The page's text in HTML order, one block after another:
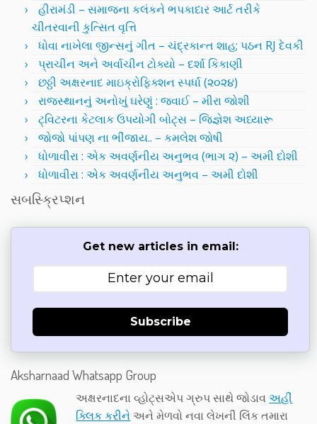
હીરામંડી – સમાજના કલંકને ભપકાદાર આર્ટ તરીકે
ચીતરવાની કુત્સિત વૃત્તિ
ધોવા નાખેલા જીન્સનું ગીત – ચંદ્રકાન્ત શાહ; પઠન RJ દેવકી
પ્રાચીન અને અર્વાચીન ટોક્યો – દર્શા કિકાણી
છઠ્ઠી અક્ષરનાદ માઇક્રોફિક્શન સ્પર્ધા (૨૦૨૪)
રાજસ્થાનનું અનોખું ઘરેણું : જવાઈ – મીરા જોશી
ટ્વિટરના કેટલાક ઉપયોગી બોટ્સ – જિજ્ઞેશ અધ્યારૂ
જોજો પાંપણ ના ભીંજાય.. – કમલેશ જોષી
ધોળાવીરા : એક અવર્ણનીય અનુભવ (ભાગ ૨) – અમી દોશી
ધોળાવીરા : એક અવર્ણનીય અનુભવ – અમી દોશી
સબસ્ક્રિપ્શન
Get new articles in email:
Subscribe
Aksharnaad Whatsapp Group
અક્ષરનાદના વ્હોટ્સએપ ગ્રુપ સાથે જોડાવઅહીં
ક્લિક કરીને અને મેળવો નવા લેખની લિંક તમારા